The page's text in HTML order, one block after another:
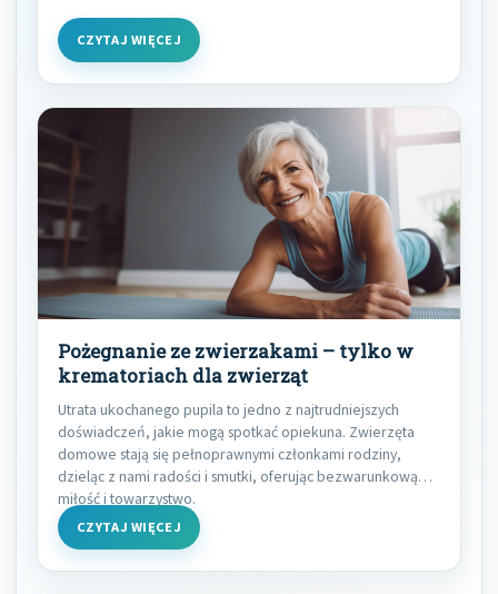
CZYTAJ WIĘCEJ
Pożegnanie ze zwierzakami – tylko w
krematoriach dla zwierząt
Utrata ukochanego pupila to jedno z najtrudniejszych
doświadczeń, jakie mogą spotkać opiekuna. Zwierzęta
domowe stają się pełnoprawnymi członkami rodziny,
dzieląc z nami radości i smutki, oferując bezwarunkową
miłość i towarzystwo.
CZYTAJ WIĘCEJ